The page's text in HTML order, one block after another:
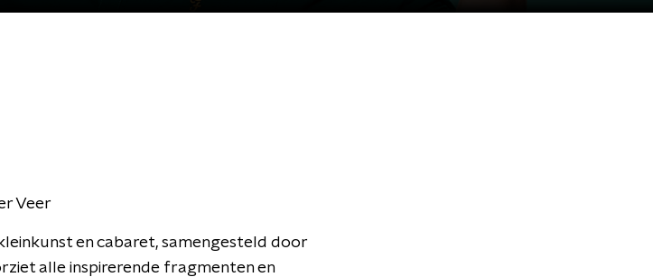
Veer
en cabaret, samengesteld door
alle inspirerende fragmenten en